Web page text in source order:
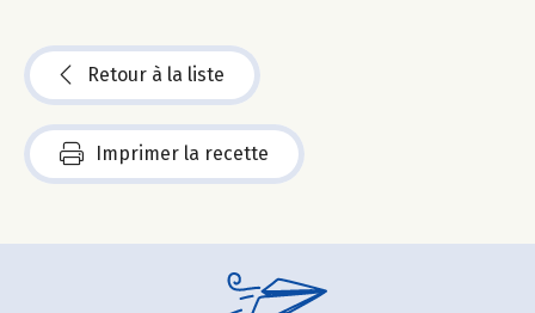
Retour à la liste
Imprimer la recette